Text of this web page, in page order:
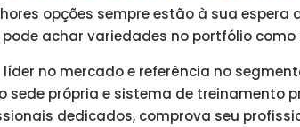
opções sempre estão à sua
pode achar variedades no portfólio
líder no mercado e referência no
sede própria e sistema de treinamento
dedicados, comprova seu